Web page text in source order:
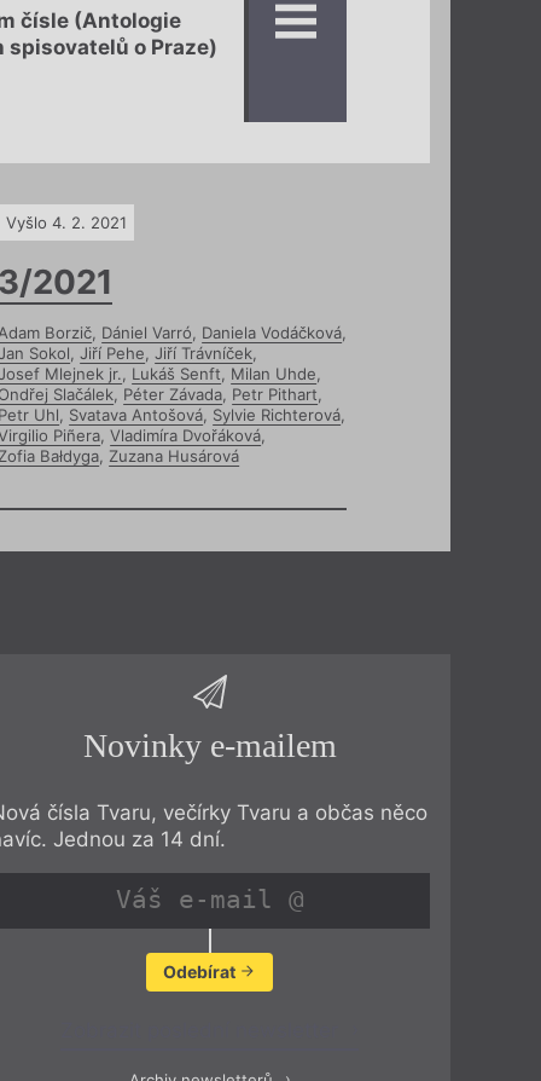
čísle (Antologie
spisovatelů o Praze)
Vyšlo 4. 2. 2021
2021
Borzič, Dániel Varró, Daniela Vodáčková,
Sokol, Jiří Pehe, Jiří Trávníček,
Mlejnek jr., Lukáš Senft, Milan Uhde,
Slačálek, Péter Závada, Petr Pithart,
Uhl, Svatava Antošová, Sylvie Richterová,
Piñera, Vladimíra Dvořáková,
Bałdyga, Zuzana Husárová
Novinky e-mailem
čísla Tvaru, večírky Tvaru a občas něco
Jednou za 14 dní.
Odebírat